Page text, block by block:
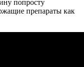
попросту
препараты как